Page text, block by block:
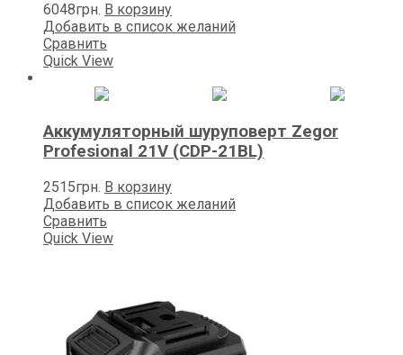
6048грн. В корзину
Добавить в список желаний
Сравнить
Quick View
Аккумуляторный шуруповерт Zegor
Profesional 21V (CDP-21BL)
2515грн. В корзину
Добавить в список желаний
Сравнить
Quick View